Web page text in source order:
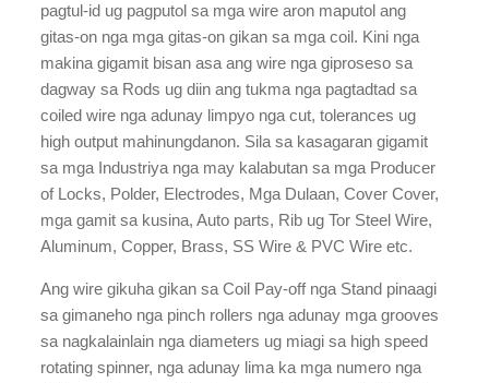
pagtul-id ug pagputol sa mga wire aron maputol ang
gitas-on nga mga gitas-on gikan sa mga coil. Kini nga
makina gigamit bisan asa ang wire nga giproseso sa
dagway sa Rods ug diin ang tukma nga pagtadtad sa
coiled wire nga adunay limpyo nga cut, tolerances ug
high output mahinungdanon. Sila sa kasagaran gigamit
sa mga Industriya nga may kalabutan sa mga Producer
of Locks, Polder, Electrodes, Mga Dulaan, Cover Cover,
mga gamit sa kusina, Auto parts, Rib ug Tor Steel Wire,
Aluminum, Copper, Brass, SS Wire & PVC Wire etc.
Ang wire gikuha gikan sa Coil Pay-off nga Stand pinaagi
sa gimaneho nga pinch rollers nga adunay mga grooves
sa nagkalainlain nga diameters ug miagi sa high speed
rotating spinner, nga adunay lima ka mga numero nga